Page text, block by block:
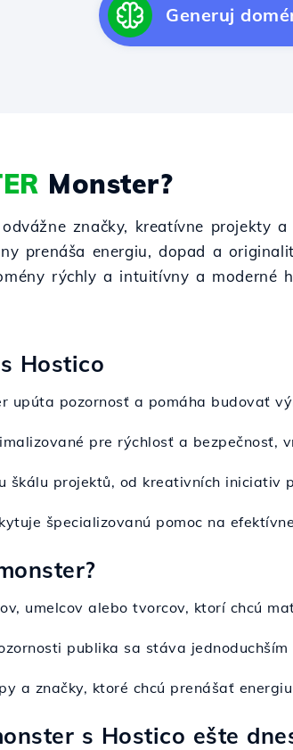
Generuj
Monster?
značky, kreatívne projekty
prenáša energiu, dopad a
rýchly a intuitívny a
Hostico
upúta pozornosť a pomáha budovať
pre rýchlosť a bezpečnosť,
škálu projektů, od kreativních iniciativ
špecializovanú pomoc na
umelcov alebo tvorcov, ktorí chcú
publika sa stáva
a značky, ktoré chcú prenášať
s Hostico ešte